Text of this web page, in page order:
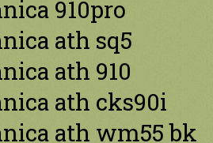
910pro
ath sq5
ath 910
ath cks90i
ath wm55 bk